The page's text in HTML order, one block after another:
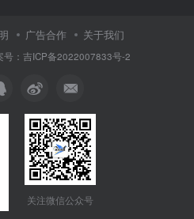
广告合作 关于我们
号：吉ICP备2022007833号-2
关注微信公众号